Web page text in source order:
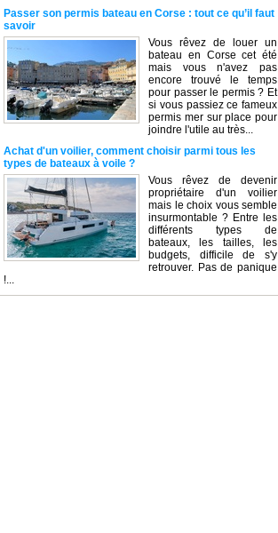
Passer son permis bateau en Corse : tout ce qu’il faut
savoir
Vous rêvez de louer un
bateau en Corse cet été
mais vous n'avez pas
encore trouvé le temps
pour passer le permis ? Et
si vous passiez ce fameux
permis mer sur place pour
joindre l'utile au très...
Achat d'un voilier, comment choisir parmi tous les
types de bateaux à voile ?
Vous rêvez de devenir
propriétaire d'un voilier
mais le choix vous semble
insurmontable ? Entre les
différents types de
bateaux, les tailles, les
budgets, difficile de s'y
retrouver. Pas de panique
!...